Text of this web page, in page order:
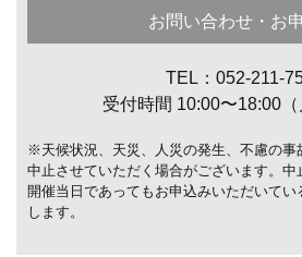
お問い合わせ・お
TEL：052-211-
受付時間 10:00〜18:00（
※天候状況、天災、人災の発生、不慮の事
中止させていただく場合がございます。中
開催当日であってもお申込みいただいて
します。